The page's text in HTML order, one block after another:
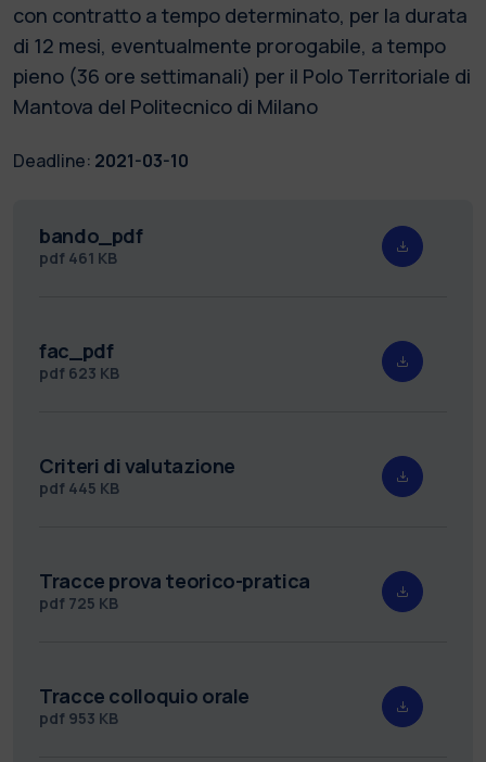
con contratto a tempo determinato, per la durata
di 12 mesi, eventualmente prorogabile, a tempo
pieno (36 ore settimanali) per il Polo Territoriale di
Mantova del Politecnico di Milano
Deadline: 2021-03-10
bando_pdf
pdf 461 KB
fac_pdf
pdf 623 KB
Criteri di valutazione
pdf 445 KB
Tracce prova teorico-pratica
pdf 725 KB
Tracce colloquio orale
pdf 953 KB